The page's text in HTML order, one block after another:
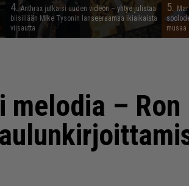
4.Anthrax julkaisi uuden videon – yhtye julistaa
biisillään Mike Tysonin lanseeraamaa ikiaikaista
viisautta
5.
musaa
– Ron